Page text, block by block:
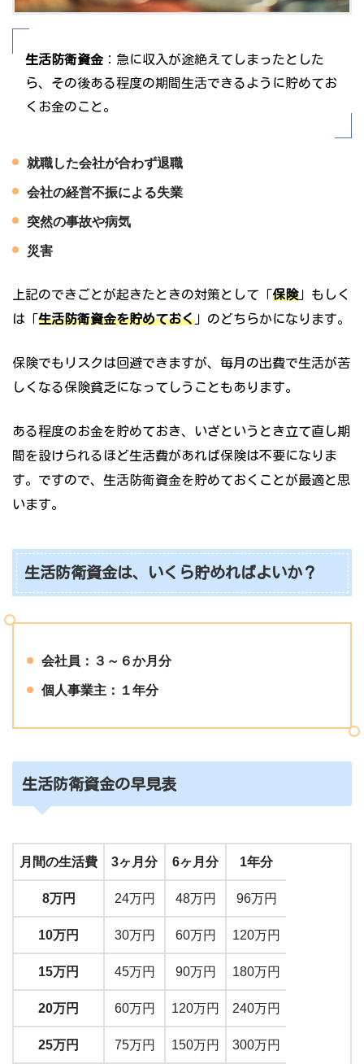
生活防衛資金 ：急に収入が途絶えてしまったとした
ら、その後ある程度の期間生活できるように貯めてお
くお金のこと。
就職した会社が合わず退職
会社の経営不振による失業
突然の事故や病気
災害
上記のできごとが起きたときの対策として「保険」もしく
は「生活防衛資金を貯めておく 」のどちらかになります。
保険でもリスクは回避できますが、毎月の出費で生活が苦
しくなる保険貧乏になってしうこともあります。
ある程度のお金を貯めておき、いざというとき立て直し期
間を設けられるほど生活費があれば保険は不要になりま
す。ですので、生活防衛資金を貯めておくことが最適と思
います。
生活防衛資金は、いくら貯めればよいか？
会社員：３～６か月分
個人事業主：１年分
生活防衛資金の早見表
月間の生活費 3ヶ月分 6ヶ月分 1年分
8万円 24万円 48万円 96万円
10万円 30万円 60万円 120万円
15万円 45万円 90万円 180万円
20万円 60万円 120万円 240万円
25万円 75万円 150万円 300万円